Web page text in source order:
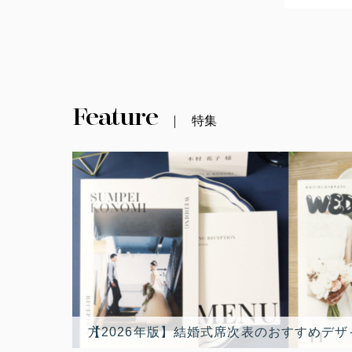
Feature 特集
【2026年版】結婚式席次表のおすすめデザイン10選！最新トレンド人気席次表デザインランキングと選び方